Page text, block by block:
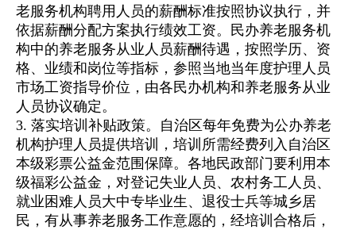
老服务机构聘用人员的薪酬标准按照协议执行，并
依据薪酬分配方案执行绩效工资。民办养老服务机
构中的养老服务从业人员薪酬待遇，按照学历、资
格、业绩和岗位等指标，参照当地当年度护理人员
市场工资指导价位，由各民办机构和养老服务从业
人员协议确定。
3. 落实培训补贴政策。自治区每年免费为公办养老
机构护理人员提供培训，培训所需经费列入自治区
本级彩票公益金范围保障。各地民政部门要利用本
级福彩公益金，对登记失业人员、农村务工人员、
就业困难人员大中专毕业生、退役士兵等城乡居
民，有从事养老服务工作意愿的，经培训合格后，